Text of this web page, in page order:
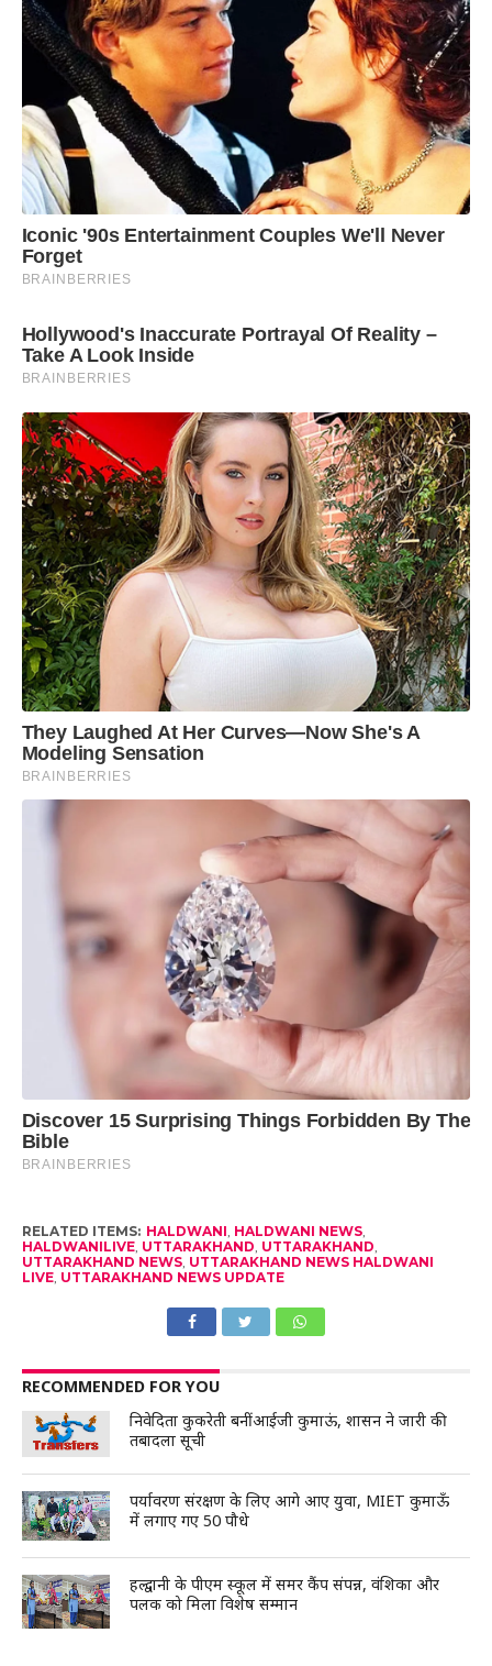
RELATED ITEMS: HALDWANI HALDWANI NEWS,
HALDWANILIVE, UTTARAKHAND UTTARAKHAND
UTTARAKHAND NEWS, UTTARAKHAND NEWS HALDWANI
LIVE, UTTARAKHAND NEWS UPDATE
RECOMMENDED FOR YOU
निवेदिता कुकरेती बनीं आईजी कुमाऊं, शासन ने जारी की
तबादला सूची
पर्यावरण संरक्षण के लिए आगे आए युवा, MIET कुमाऊँ
में लगाए गए 50 पौधे
हल्द्वानी के पीएम स्कूल में समर कैंप संपन्न, वंशिका और
पलक को मिला विशेष सम्मान